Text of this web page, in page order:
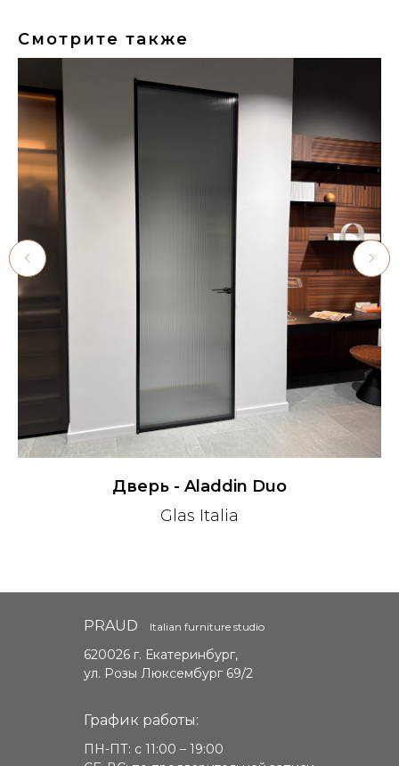
Смотрите также
Дверь - Aladdin Duo
Glas Italia
PRAUD
620026 г. Екатеринбург,
ул. Розы Люксембург 69/2
График работы:
ПН-ПТ: с 11:00 – 19:00
Italian furniture studio